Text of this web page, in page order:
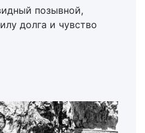
позывной,
долга и чувство